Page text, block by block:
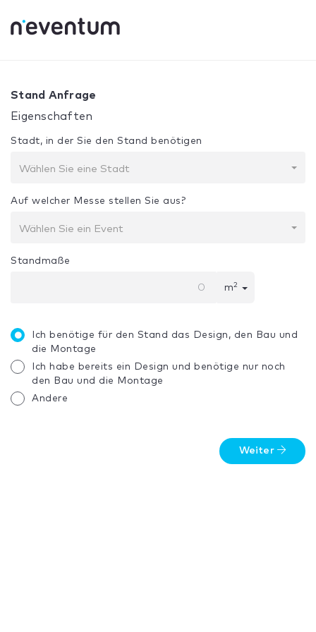
Ihre Auswahl: Design + Bau
Stand Anfrage
Eigenschaften
Stadt, in der Sie den Stand benötigen
Wählen Sie eine Stadt
Auf welcher Messe stellen Sie aus?
Wählen Sie ein Event
Standmaße
m2
Ich benötige für den Stand das Design, den Bau und
die Montage
Ich habe bereits ein Design und benötige nur noch
den Bau und die Montage
Andere
Weiter